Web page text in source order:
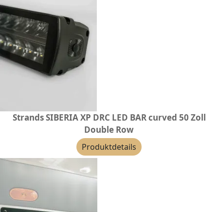
Strands SIBERIA XP DRC LED BAR curved 50 Zoll
Double Row
Produktdetails